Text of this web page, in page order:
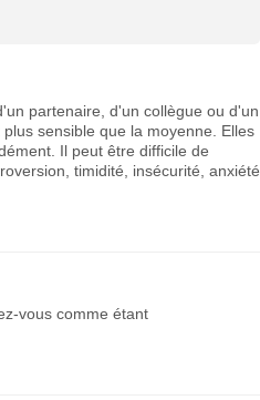
partenaire, d'un collègue ou d'un
sensible que la moyenne. Elles
Il peut être difficile de
timidité, insécurité, anxiété
vous comme étant